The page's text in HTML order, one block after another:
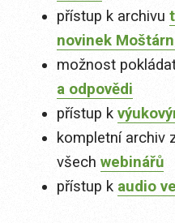
přístup k archivu
novinek
možnost
a odpovědi
přístup k
kompletní archiv
všech webinářů
přístup k audio